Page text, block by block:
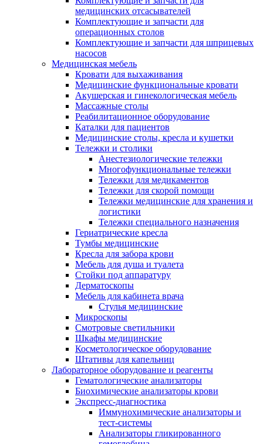
медицинских отсасывателей
Комплектующие и запчасти для
операционных столов
Комплектующие и запчасти для шприцевых
насосов
Медицинская мебель
Кровати для выхаживания
Медицинские функциональные кровати
Акушерская и гинекологическая мебель
Массажные столы
Реабилитационное оборудование
Каталки для пациентов
Медицинские столы, кресла и кушетки
Тележки и столики
Анестезиологические тележки
Многофункциональные тележки
Тележки для медикаментов
Тележки для скорой помощи
Тележки медицинские для хранения и
логистики
Тележки специального назначения
Гериатрические кресла
Тумбы медицинские
Кресла для забора крови
Мебель для душа и туалета
Стойки под аппаратуру
Дерматоскопы
Мебель для кабинета врача
Стулья медицинские
Микроскопы
Смотровые светильники
Шкафы медицинские
Косметологическое оборудование
Штативы для капельниц
Лабораторное оборудование и реагенты
Гематологические анализаторы
Биохимические анализаторы крови
Экспресс-диагностика
Иммунохимические анализаторы и
тест-системы
Анализаторы гликированного